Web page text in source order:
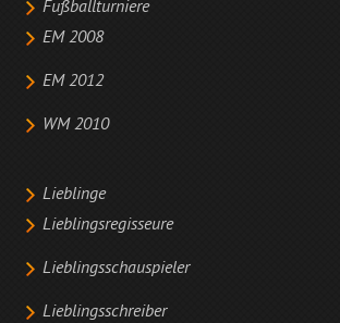
Fußballturniere
EM 2008
EM 2012
WM 2010
Lieblinge
Lieblingsregisseure
Lieblingsschauspieler
Lieblingsschreiber